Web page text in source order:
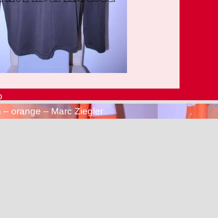
orange – Marc Ziegler